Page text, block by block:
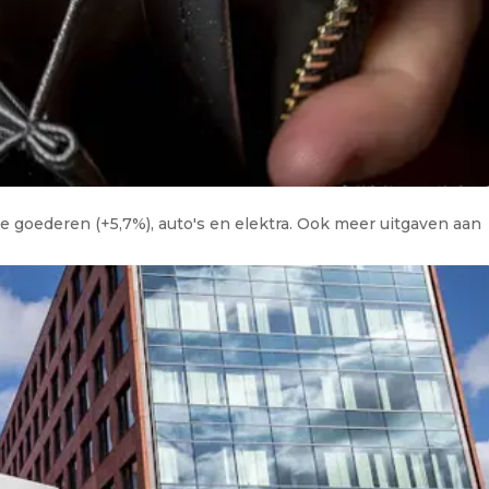
(+5,7%), auto's en elektra. Ook meer uitgaven aan